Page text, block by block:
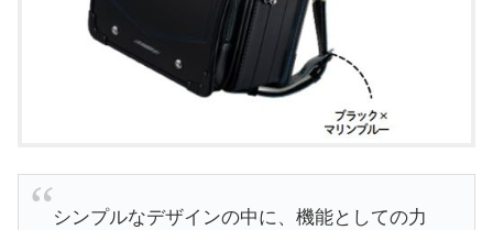
シンプルなデザインの中に、機能としての力